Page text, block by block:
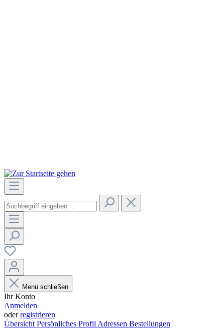
Menü schließen
Ihr Konto
Anmelden
oderregistrieren
Übersicht Persönliches Profil Adressen Bestellungen